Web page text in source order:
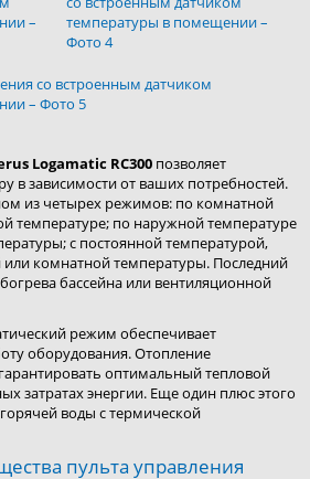
Logamatic RC300позволяет
в зависимости от ваших потребностей.
из четырех режимов: по комнатной
температуре; по наружной температуре
с постоянной температурой,
комнатной температуры. Последний
бассейна или вентиляционной
режим обеспечивает
оборудования. Отопление
оптимальный тепловой
затратах энергии. Еще один плюс этого
воды с термической
пульта управления